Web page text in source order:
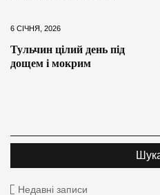
6 СІЧНЯ, 2026
Тульчин цілий день під
дощем і мокрим
Недавні записи